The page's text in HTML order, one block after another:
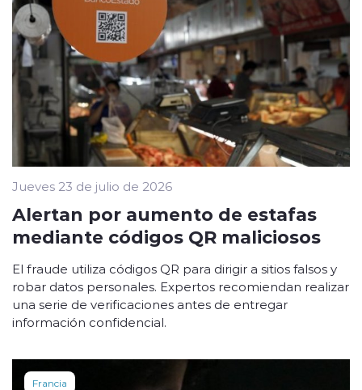
Jueves 23 de julio de 2026
Alertan por aumento de estafas
mediante códigos QR maliciosos
El fraude utiliza códigos QR para dirigir a sitios falsos y
robar datos personales. Expertos recomiendan realizar
una serie de verificaciones antes de entregar
información confidencial.
Francia